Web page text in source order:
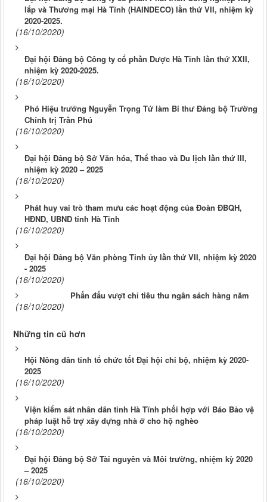
lắp và Thương mại Hà Tĩnh (HAINDECO) lần thứ VII, nhiệm kỳ
2020-2025.
(16/10/2020)
Đại hội Đảng bộ Công ty cổ phần Dược Hà Tĩnh lần thứ XXII,
nhiệm kỳ 2020-2025.
(16/10/2020)
Phó Hiệu trưởng Nguyễn Trọng Tứ làm Bí thư Đảng bộ Trường
Chính trị Trần Phú
(16/10/2020)
Đại hội Đảng bộ Sở Văn hóa, Thể thao và Du lịch lần thứ III,
nhiệm kỳ 2020 – 2025
(16/10/2020)
Phát huy vai trò tham mưu các hoạt động của Đoàn ĐBQH,
HĐND, UBND tỉnh Hà Tĩnh
(16/10/2020)
Đại hội Đảng bộ Văn phòng Tỉnh ủy lần thứ VII, nhiệm kỳ 2020
- 2025
(16/10/2020)
Phấn đấu vượt chỉ tiêu thu ngân sách hàng năm
(16/10/2020)
Những tin cũ hơn
Hội Nông dân tỉnh tổ chức tốt Đại hội chi bộ, nhiệm kỳ 2020-
2025
(16/10/2020)
Viện kiểm sát nhân dân tỉnh Hà Tĩnh phối hợp với Báo Bảo vệ
pháp luật hỗ trợ xây dựng nhà ở cho hộ nghèo
(16/10/2020)
Đại hội Đảng bộ Sở Tài nguyên và Môi trường, nhiệm kỳ 2020
– 2025
(16/10/2020)